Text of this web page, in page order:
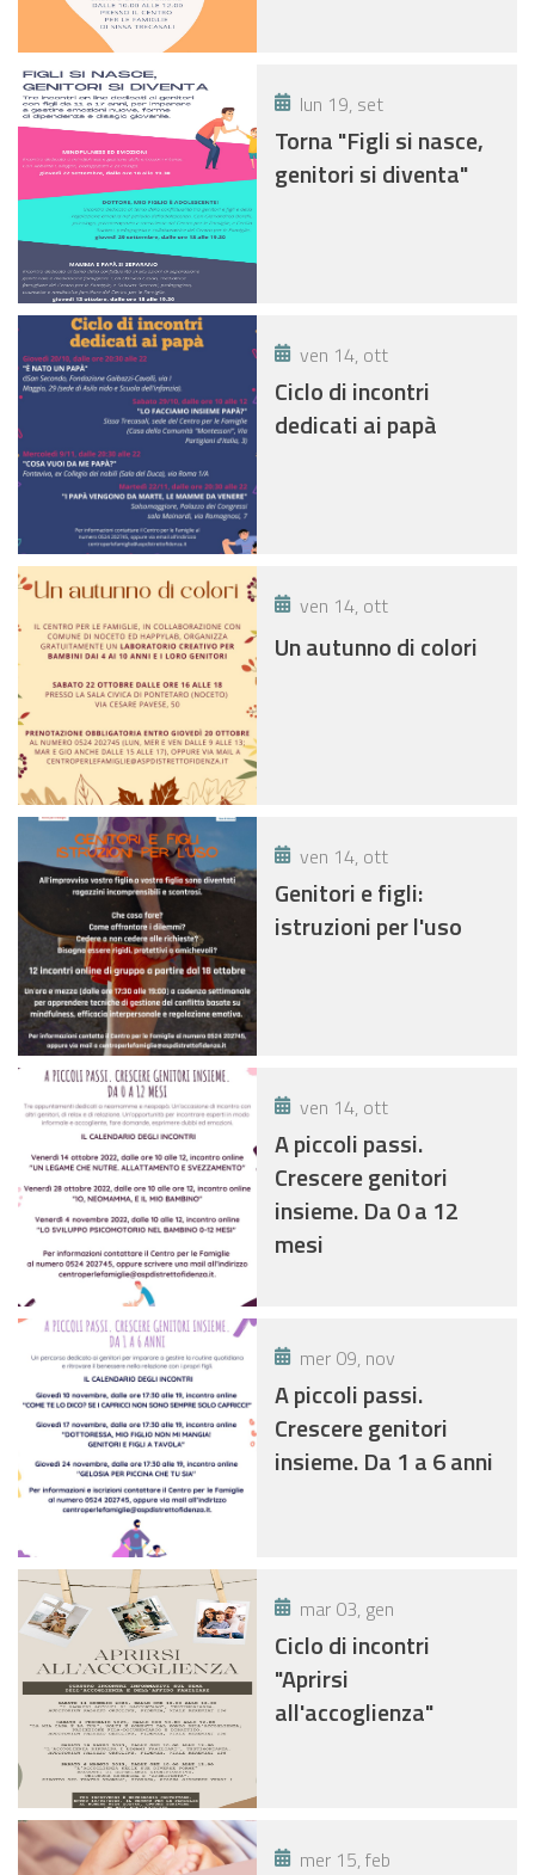
lun 19, set
Torna "Figli si nasce,
genitori si diventa"
ven 14, ott
Ciclo di incontri
dedicati ai papà
ven 14, ott
Un autunno di colori
ven 14, ott
Genitori e figli:
istruzioni per l'uso
ven 14, ott
A piccoli passi.
Crescere genitori
insieme. Da 0 a 12
mesi
mer 09, nov
A piccoli passi.
Crescere genitori
insieme. Da 1 a 6 anni
mar 03, gen
Ciclo di incontri
"Aprirsi
all'accoglienza"
mer 15, feb